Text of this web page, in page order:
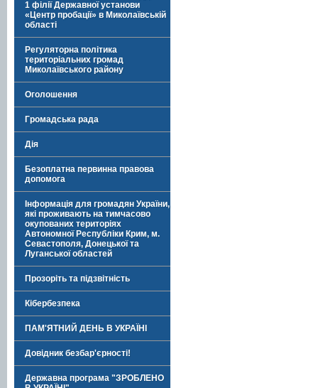
1 філії Державної установи
«Центр пробації» в Миколаївській
області
Регуляторна політика
територіальних громад
Миколаївського району
Оголошення
Громадська рада
Дія
Безоплатна первинна правова
допомога
Інформація для громадян України,
які проживають на тимчасово
окупованих територіях
Автономної Республіки Крим, м.
Севастополя, Донецької та
Луганської областей
Прозоріть та підзвітність
Кібербезпека
ПАМ'ЯТНИЙ ДЕНЬ В УКРАЇНІ
Довідник безбар'єрності!
Державна програма "ЗРОБЛЕНО